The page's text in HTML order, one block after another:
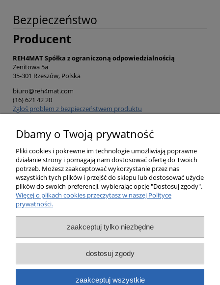
Bezpieczeństwo
Producent
REH4MAT Spółka z ograniczoną odpowiedzialnością
Zenitowa 5a
35-301 Rzeszów, Polska
biuro@reh4mat.com
(16) 621 42 20
Zgłoś problem z bezpieczeństwem produktu
Opinie o produkcie (0)
Pomoc
Moje konto
Płatności i dostawa
Informacje
Dbamy o Twoją prywatność
Pliki cookies i pokrewne im technologie umożliwiają poprawne
działanie strony i pomagają nam dostosować ofertę do Twoich
potrzeb. Możesz zaakceptować wykorzystanie przez nas
wszystkich tych plików i przejść do sklepu lub dostosować użycie
plików do swoich preferencji, wybierając opcję "Dostosuj zgody".
Więcej o plikach cookies przeczytasz w naszej Polityce
prywatności.
zaakceptuj tylko niezbędne
dostosuj zgody
zaakceptuj wszystkie